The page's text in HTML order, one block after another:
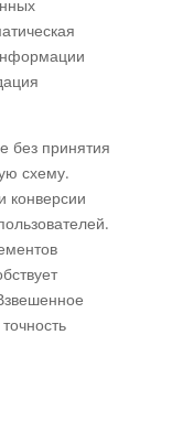
без принятия
схему.